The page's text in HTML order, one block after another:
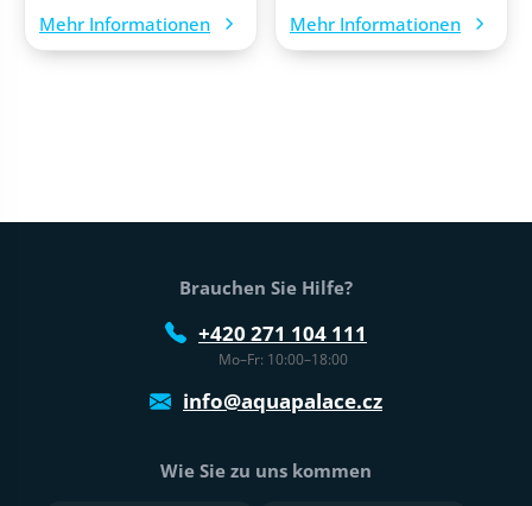
Mehr Informationen Mehr Informationen
Fußtext der Website
Brauchen Sie Hilfe?
+420 271 104 111
Mo–Fr: 10:00–18:00
info@aquapalace.cz
Wie Sie zu uns kommen